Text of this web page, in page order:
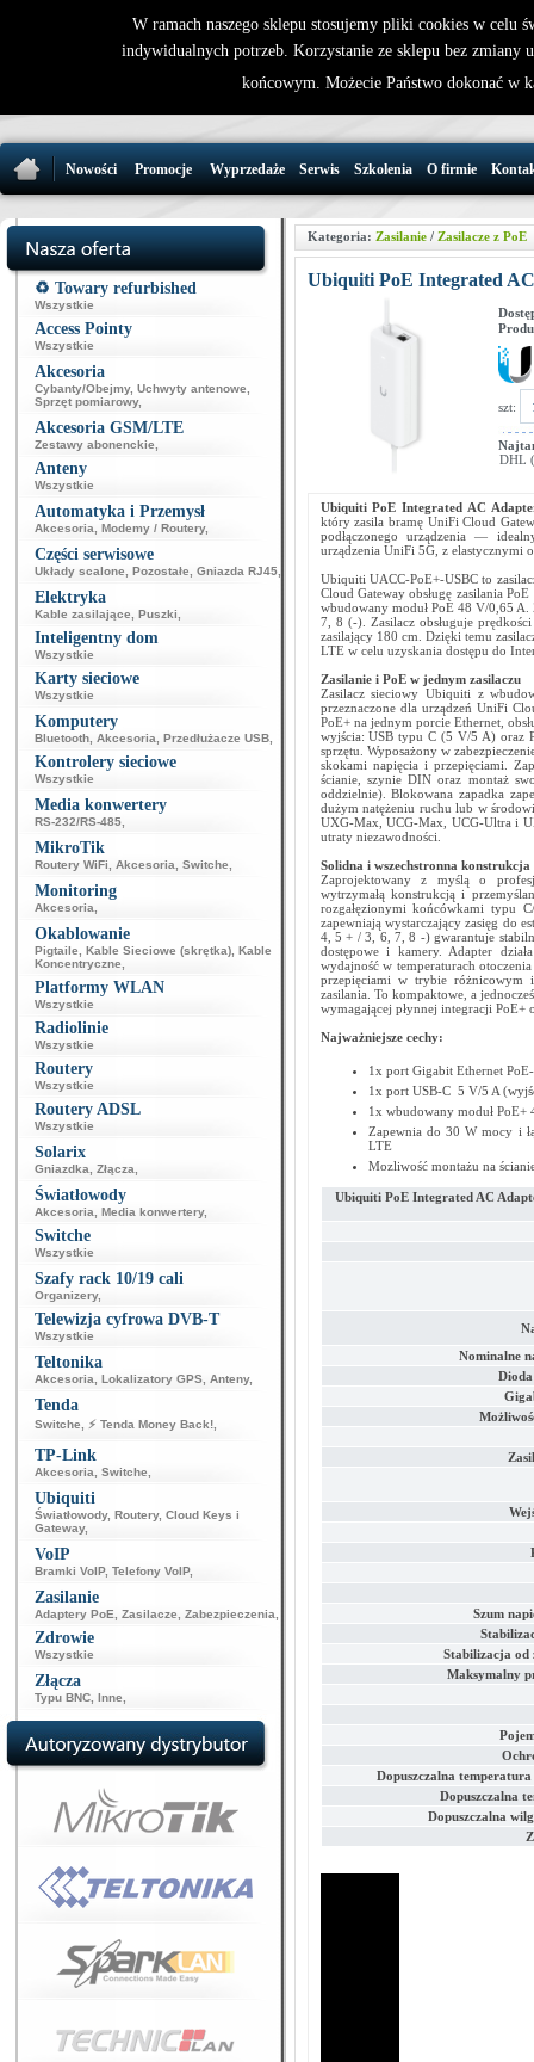
32 721 86
Nowości Promocje Wyprzedaże Serwis Szkolenia O firmie
♻️ Towary refurbished
Wszystkie
Access Pointy
Wszystkie
Akcesoria
Cybanty/Obejmy, Uchwyty antenowe
Sprzęt pomiarowy,
Akcesoria GSM/LTE
Zestawy abonenckie
Anteny
Wszystkie
Automatyka i Przemysł
Akcesoria Modemy / Routery,
Części serwisowe
Układy scalone Pozostałe Gniazda RJ45
Elektryka
Kable zasilające Puszki
Inteligentny dom
Wszystkie
Karty sieciowe
Wszystkie
Komputery
Bluetooth Akcesoria Przedłużacze USB
Kontrolery sieciowe
Wszystkie
Media konwertery
RS-232/RS-485
MikroTik
Routery WiFi Akcesoria Switche
Monitoring
Akcesoria
Okablowanie
Pigtaile Kable Sieciowe (skrętka) Kable
Koncentryczne
Platformy WLAN
Wszystkie
Radiolinie
Wszystkie
Routery
Wszystkie
Routery ADSL
Wszystkie
Solarix
Gniazdka Złącza
Światłowody
Akcesoria Media konwertery,
Switche
Wszystkie
Szafy rack 10/19 cali
Organizery,
Telewizja cyfrowa DVB-T
Wszystkie
Teltonika
Akcesoria Lokalizatory GPS Anteny,
Tenda
Switche ⚡ Tenda Money Back!
TP-Link
Akcesoria Switche
Ubiquiti
Światłowody, Routery, Cloud Keys i
Gateway,
VoIP
Bramki VoIP, Telefony VoIP,
Zasilanie
Adaptery PoE Zasilacze Zabezpieczenia
Zdrowie
Wszystkie
Złącza
Typu BNC Inne
Kategoria: Zasilanie/ Zasilacze z PoE
Ubiquiti PoE Integrated
szt:
DHL
Ubiquiti PoE Integrated AC
który zasila bramę UniFi Cloud
podłączonego urządzenia —
urządzenia UniFi 5G, z elastycznymi
Ubiquiti UACC-PoE+-USBC to
Cloud Gateway obsługę zasilania
wbudowany moduł PoE 48 V/0,65
7, 8 (-). Zasilacz obsługuje
zasilający 180 cm. Dzięki temu
LTE w celu uzyskania dostępu do
Zasilanie i PoE w jednym zasilaczu
Zasilacz sieciowy Ubiquiti z
przeznaczone dla urządzeń UniFi
PoE+ na jednym porcie Ethernet,
wyjścia: USB typu C (5 V/5 A) oraz
sprzętu. Wyposażony w
skokami napięcia i przepięciami.
ścianie, szynie DIN oraz montaż
oddzielnie). Blokowana zapadka
dużym natężeniu ruchu lub w
UXG-Max, UCG-Max, UCG-Ultra i
utraty niezawodności.
Solidna i wszechstronna konstrukcja
Zaprojektowany z myślą o
wytrzymałą konstrukcją i
rozgałęzionymi końcówkami typu
zapewniają wystarczający zasięg do
4, 5 + / 3, 6, 7, 8 -) gwarantuje
dostępowe i kamery. Adapter
wydajność w temperaturach
przepięciami w trybie różnicowym
zasilania. To kompaktowe, a
wymagającej płynnej integracji
Najważniejsze cechy:
1x port Gigabit Ethernet
1x port USB-C 5 V/5 A
1x wbudowany moduł PoE+
Zapewnia do 30 W mocy i
LTE
Mozliwość montażu na
Ubiquiti PoE Integrated AC
Nominalne
Szum
Stabilizacja od
Maksymalny
Dopuszczalna
Dopuszczalna
Dopuszczalna
W ramach naszego sklepu stosujemy pliki cookies w celu
indywidualnych potrzeb. Korzystanie ze sklepu bez zmiany
końcowym. Możecie Państwo dokonać w